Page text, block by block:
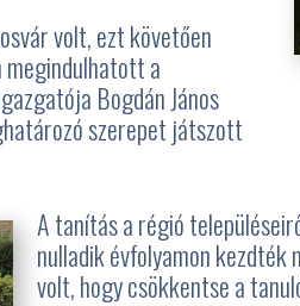
volt, ezt követően
megindulhatott a
Bogdán János
szerepet játszott
A tanítás a régió
nulladik évfolyamon kezdték
volt, hogy csökkentse a